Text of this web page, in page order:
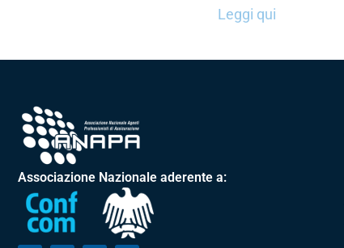
Leggi qui
Associazione Nazionale aderente a: